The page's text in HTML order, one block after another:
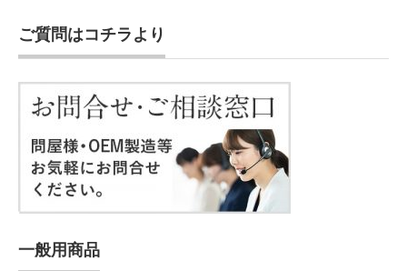
ご質問はコチラより
一般用商品